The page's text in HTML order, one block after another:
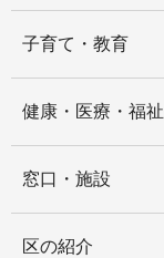
子育て・教育
健康・医療・福祉
窓口・施設
区の紹介